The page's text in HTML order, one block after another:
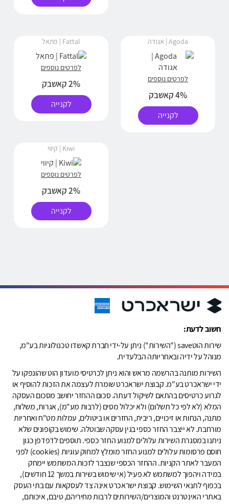
Agoda | אגודה
לפרטים נוספים
4% קאשבק
לקנייה
Fattal | פתאל
לפרטים נוספים
2% קאשבק
לקנייה
Kiwi | קיווי
לפרטים נוספים
2% קאשבק
לקנייה
חשוב לדעת:
שירות הוטsave ("השירות") ניתן על-ידי חברת קאשדו טכנולוגיות בע"מ,
מנוהל על ידיה ובאחריותה הבלעדית.
השירות מותנה בהרשמה מראש והוא ניתן לכרטיסי מועדון הוט שהונפקו על
ידי ישראכרט בע"מ. קבוצת ישראכרט שומרת לעצמה את הזכות להוסיף או
לגרוע כרטיסים בהתאם לשיקול דעתה. סכום ההחזר יחושב מסכום העסקה
המלא (לא לפי כל תשלום) ולא יכלול מסים (לרבות מע"מ), אגרות, משלוח,
מתנה, הנחות או זיכויים, ריבית, החזרים או ביטולים, עמלות מט"ח ואחריות
מורחבת. לא ייצבר החזר כספי בגין עסקה שבוטלה. שימוש בקופונים שלא
ניתנו במסגרת השירות עלולים למנוע החזר כספי. תוספים לדפדפן כגון
חוסם פרסומות עלולים למנוע החזר מומלץ למחוק עוגיות (cookies) לפני
המעבר לאתר הקניות. ההחזר הכספי שנצבר לזכות המשתמש יימחק
במידה ויהפוך למשתמש לא פעיל (אי שימוש בשירות במשך 12 חודשים),
בכפוף לתנאי השימוש. קבוצת ישראכרט אינה צד לעסקאות עם בתי העסק
באתרי האינטרנט והמוצרים/השירותים לרבות מחיריהם, טיבם, איכותם,